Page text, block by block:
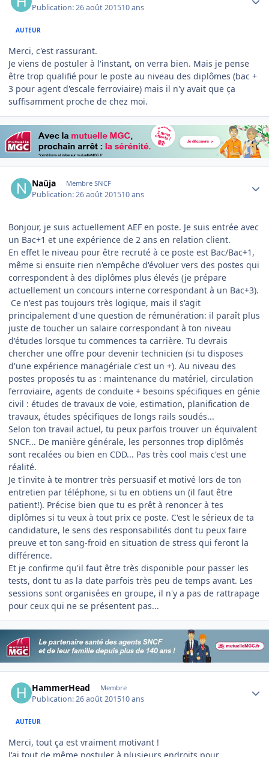
Publication:26 août 201510 ans
AUTEUR
Merci, c'est rassurant.
Je viens de postuler à l'instant, on verra bien. Mais je pense
être trop qualifié pour le poste au niveau des diplômes (bac +
3 pour agent d'escale ferroviaire) mais il n'y avait que ça
suffisamment proche de chez moi.
Naüja Membre SNCF
Publication:26 août 201510 ans
Bonjour, je suis actuellement AEF en poste. Je suis entrée avec
un Bac+1 et une expérience de 2 ans en relation client.
En effet le niveau pour être recruté à ce poste est Bac/Bac+1,
même si ensuite rien n'empêche d'évoluer vers des postes qui
correspondent à des diplômes plus élevés (je prépare
actuellement un concours interne correspondant à un Bac+3).
Ce n'est pas toujours très logique, mais il s'agit
principalement d'une question de rémunération: il paraît plus
juste de toucher un salaire correspondant à ton niveau
d'études lorsque tu commences ta carrière. Tu devrais
chercher une offre pour devenir technicien (si tu disposes
d'une expérience managériale c'est un +). Au niveau des
postes proposés tu as : maintenance du matériel, circulation
ferroviaire, agents de conduite + besoins spécifiques en génie
civil : études de travaux de voie, estimation, planification de
travaux, études spécifiques de longs rails soudés...
Selon ton travail actuel, tu peux parfois trouver un équivalent
SNCF... De manière générale, les personnes trop diplômés
sont recalées ou bien en CDD... Pas très cool mais c'est une
réalité.
Je t'invite à te montrer très persuasif et motivé lors de ton
entretien par téléphone, si tu en obtiens un (il faut être
patient!). Précise bien que tu es prêt à renoncer à tes
diplômes si tu veux à tout prix ce poste. C'est le sérieux de ta
candidature, le sens des responsabilités dont tu peux faire
preuve et ton sang-froid en situation de stress qui feront la
différence.
Et je confirme qu'il faut être très disponible pour passer les
tests, dont tu as la date parfois très peu de temps avant. Les
sessions sont organisées en groupe, il n'y a pas de rattrapage
pour ceux qui ne se présentent pas...
HammerHead Membre
Publication:26 août 201510 ans
AUTEUR
Merci, tout ça est vraiment motivant !
J'ai tout de même postuler à plusieurs endroits pour